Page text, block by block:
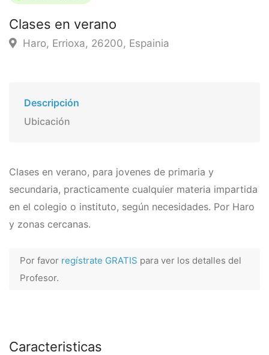
Clases en verano
Haro, Errioxa, 26200, Espainia
Descripción
Ubicación
Clases en verano, para jovenes de primaria y
secundaria, practicamente cualquier materia impartida
en el colegio o instituto, según necesidades. Por Haro
y zonas cercanas.
Por favor regístrate GRATIS para ver los detalles del
Profesor.
Caracteristicas